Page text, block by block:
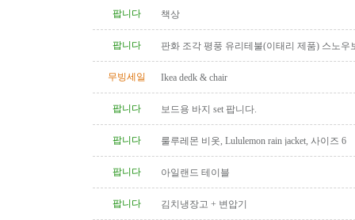
팝니다 책상
팝니다
판화 조각 평풍 유리테불(이태리 제품) 스노우
무빙세일
Ikea dedk & chair
팝니다 보드용 바지 set 팝니다.
팝니다 룰루레몬 비옷, Lululemon rain jacket, 사이즈 6
팝니다 아일랜드 테이블
팝니다 김치냉장고 + 변압기